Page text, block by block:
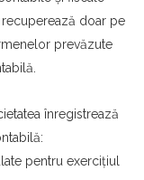
doar pe
prevăzute
înregistrează
pentru exercițiul